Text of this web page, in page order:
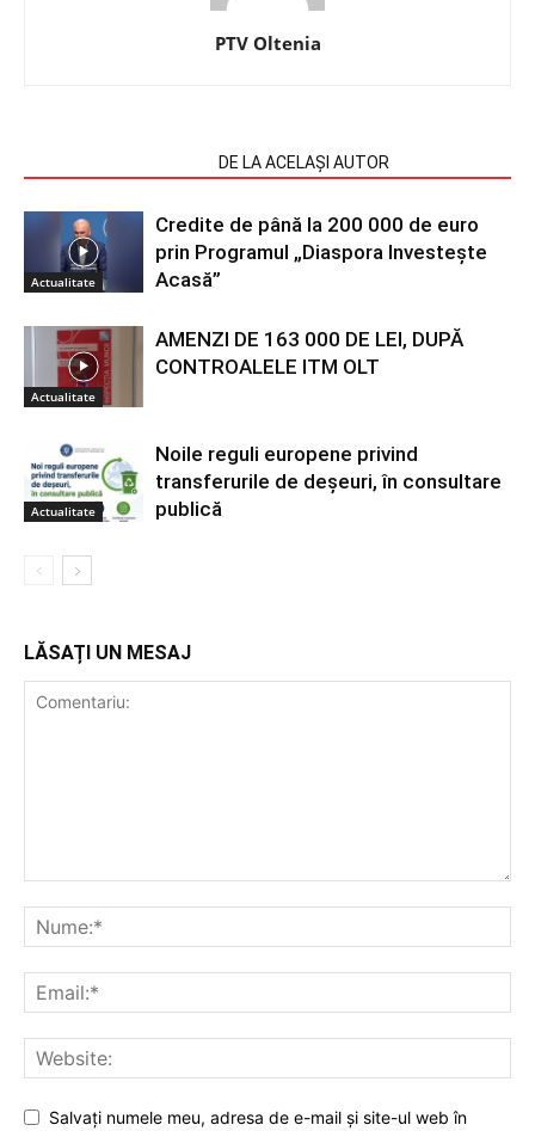
PTV Oltenia
DE LA ACELAȘI AUTOR
Actualitate
Credite de până la 200 000 de euro
prin Programul „Diaspora Investește
Acasă”
Actualitate
AMENZI DE 163 000 DE LEI, DUPĂ
CONTROALELE ITM OLT
Actualitate
Noile reguli europene privind
transferurile de deșeuri, în consultare
publică
LĂSAȚI UN MESAJ
Salvați numele meu, adresa de e-mail și site-ul web în